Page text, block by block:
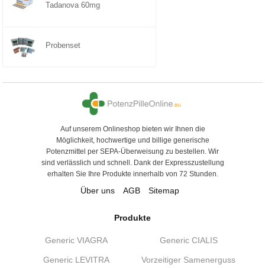
Tadanova 60mg
Probenset
Auf unserem Onlineshop bieten wir Ihnen die
Möglichkeit, hochwertige und billige generische
Potenzmittel per SEPA-Überweisung zu bestellen. Wir
sind verlässlich und schnell. Dank der Expresszustellung
erhalten Sie Ihre Produkte innerhalb von 72 Stunden.
Über uns AGB Sitemap
Produkte
Generic VIAGRA Generic CIALIS
Generic LEVITRA Vorzeitiger Samenerguss